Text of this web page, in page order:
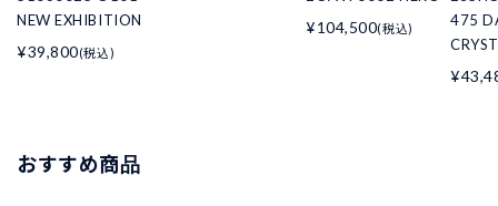
NEW EXHIBITION
¥39,800(税込)
¥104,500(税込)
475
おすすめ商品